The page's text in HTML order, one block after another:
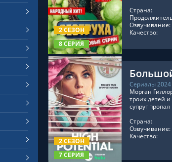
2 СЕЗОН
8 СЕРИЯ
СМОТРЕТЬ ОНЛАЙН
Страна:
Озвучивание:
Качество:
2 СЕЗОН
7 СЕРИЯ
СМОТРЕТЬ ОНЛАЙН
Сериалы 2024
Морган
троих детей
супруг
Страна:
Озвучивание:
Качество: